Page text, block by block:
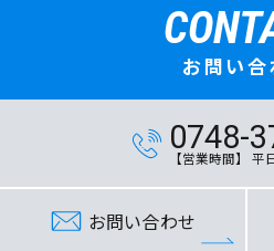
お問い合
0748-
【営業時間】 平
お問い合わせ